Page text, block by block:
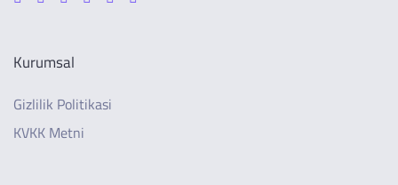
Kurumsal
Gizlilik Politikasi
KVKK Metni